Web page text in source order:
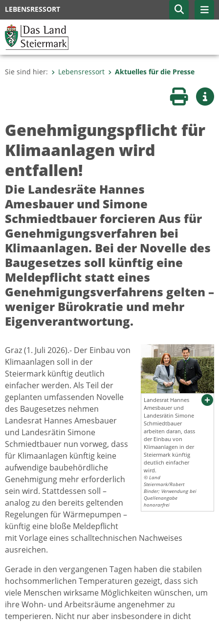
LEBENSRESSORT
Sie sind hier: Lebensressort Aktuelles für die Presse
Seite
Genehmigungspflicht für
Klimaanlagen wird
entfallen!
Die Landesräte Hannes
Amesbauer und Simone
Schmiedtbauer forcieren Aus für
Genehmigungsverfahren bei
Klimaanlagen. Bei der Novelle des
Baugesetzes soll künftig eine
Meldepflicht statt eines
Genehmigungsverfahrens gelten –
weniger Bürokratie und mehr
Eigenverantwortung.
Landesrat Hannes
Amesbauer und
Landesrätin Simone
Schmiedtbauer
arbeiten daran, dass
der Einbau von
Klimaanlagen in der
Steiermark künftig
deutlich einfacher
wird.
© Land
Steiermark/Robert
Binder; Verwendung bei
Quellenangabe
honorarfrei
Graz (1. Juli 2026).- Der Einbau von
Klimaanlagen soll in der
Steiermark künftig deutlich
einfacher werden. Als Teil der
geplanten umfassenden Novelle
des Baugesetzes nehmen
Landesrat Hannes Amesbauer
und Landesrätin Simone
Schmiedtbauer nun vorweg, dass
für Klimaanlagen künftig keine
aufwendige baubehördliche
Genehmigung mehr erforderlich
sein wird. Stattdessen soll –
analog zu den bereits geltenden
Regelungen für Wärmepumpen –
künftig eine bloße Meldepflicht
mit Vorlage eines schalltechnischen Nachweises
ausreichen.
Gerade in den vergangenen Tagen haben die stabilen
hochsommerlichen Temperaturen gezeigt, dass sich
viele Menschen wirksame Möglichkeiten wünschen, um
ihre Wohn- und Arbeitsräume angenehmer zu
temperieren. Nicht nur aber insbesondere in dicht